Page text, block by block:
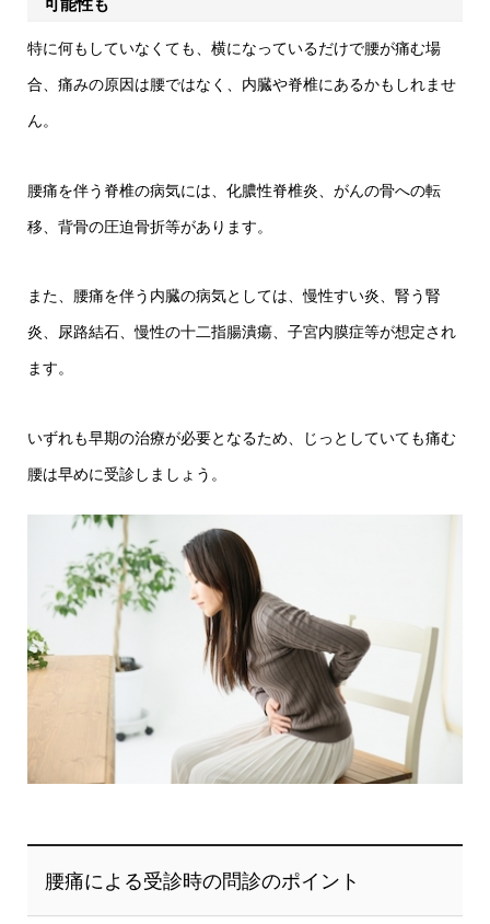
特に何もしていなくても、横になっているだけで腰が痛む場
合、痛みの原因は腰ではなく、内臓や脊椎にあるかもしれませ
ん。
腰痛を伴う脊椎の病気には、化膿性脊椎炎、がんの骨への転
移、背骨の圧迫骨折等があります。
また、腰痛を伴う内臓の病気としては、慢性すい炎、腎う腎
炎、尿路結石、慢性の十二指腸潰瘍、子宮内膜症等が想定され
ます。
いずれも早期の治療が必要となるため、じっとしていても痛む
腰は早めに受診しましょう。
腰痛による受診時の問診のポイント